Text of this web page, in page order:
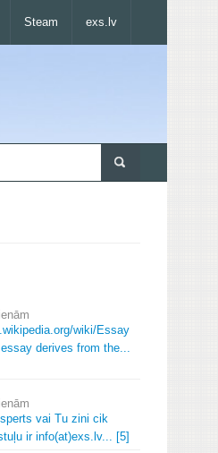
Steam exs.lv
wikipedia.org/wiki/Essay
derives from the...
vai Tu zini cik
ir info(at)exs. lv... [5]